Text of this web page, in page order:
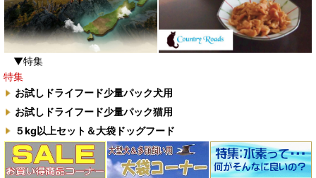
▼特集
特集
お試しドライフード少量パック犬用
お試しドライフード少量パック猫用
５kg以上セット＆大袋ドッグフード